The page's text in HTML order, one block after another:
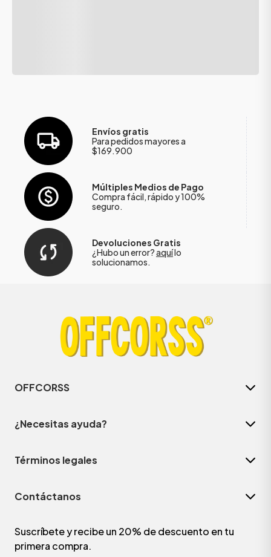
Envíos gratis
Para pedidos mayores a
$169.900
Múltiples Medios de Pago
Compra fácil, rápido y 100%
seguro.
Devoluciones Gratis
¿Hubo un error?aquílo
solucionamos.
OFFCORSS
¿Necesitas ayuda?
Términos legales
Contáctanos
Suscríbete y recibe un 20% de descuento en tu
primera compra.